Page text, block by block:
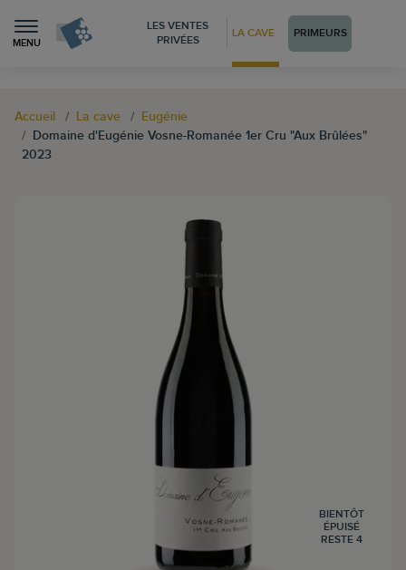
MENU
LES VENTES
PRIVÉES
LA CAVE PRIMEURS
Accueil La cave
Eugénie
Domaine d'Eugénie Vosne-Romanée 1er Cru "Aux Brûlées"
2023
BIENTÔT
ÉPUISÉ
RESTE 4